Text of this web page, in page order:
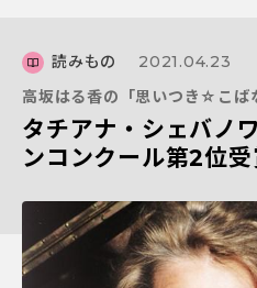
読みもの
2021.04.23
高坂はる香の「思いつき☆こば
タチアナ・シェバノ
ンコンクール第2位